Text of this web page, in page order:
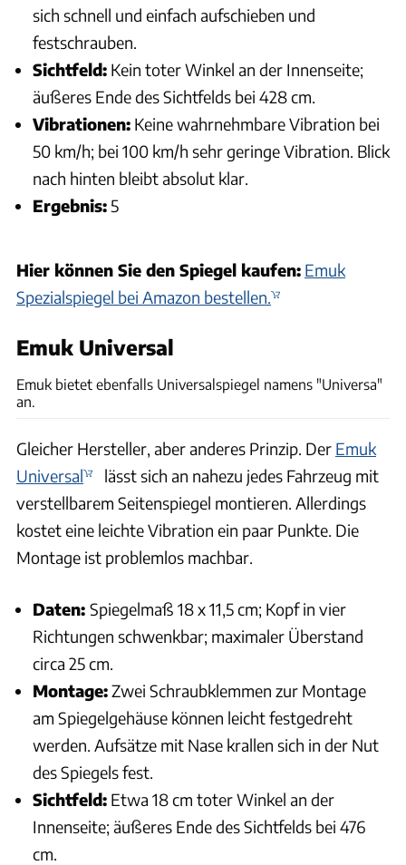
sich schnell und einfach aufschieben und
festschrauben.
Sichtfeld: Kein toter Winkel an der Innenseite;
äußeres Ende des Sichtfelds bei 428 cm.
Vibrationen: Keine wahrnehmbare Vibration bei
50 km/h; bei 100 km/h sehr geringe Vibration. Blick
nach hinten bleibt absolut klar.
Ergebnis:5
Hier können Sie den Spiegel kaufen: Emuk
Spezialspiegel bei Amazon bestellen.
Emuk Universal
Emuk bietet ebenfalls Universalspiegel namens "Universa"
an.
Gleicher Hersteller, aber anderes Prinzip. Der Emuk
Universal
lässt sich an nahezu jedes Fahrzeug mit
verstellbarem Seitenspiegel montieren. Allerdings
kostet eine leichte Vibration ein paar Punkte. Die
Montage ist problemlos machbar.
Daten: Spiegelmaß 18 x 11,5 cm; Kopf in vier
Richtungen schwenkbar; maximaler Überstand
circa 25 cm.
Montage:Zwei Schraubklemmen zur Montage
am Spiegelgehäuse können leicht festgedreht
werden. Aufsätze mit Nase krallen sich in der Nut
des Spiegels fest.
Sichtfeld: Etwa 18 cm toter Winkel an der
Innenseite; äußeres Ende des Sichtfelds bei 476
cm.